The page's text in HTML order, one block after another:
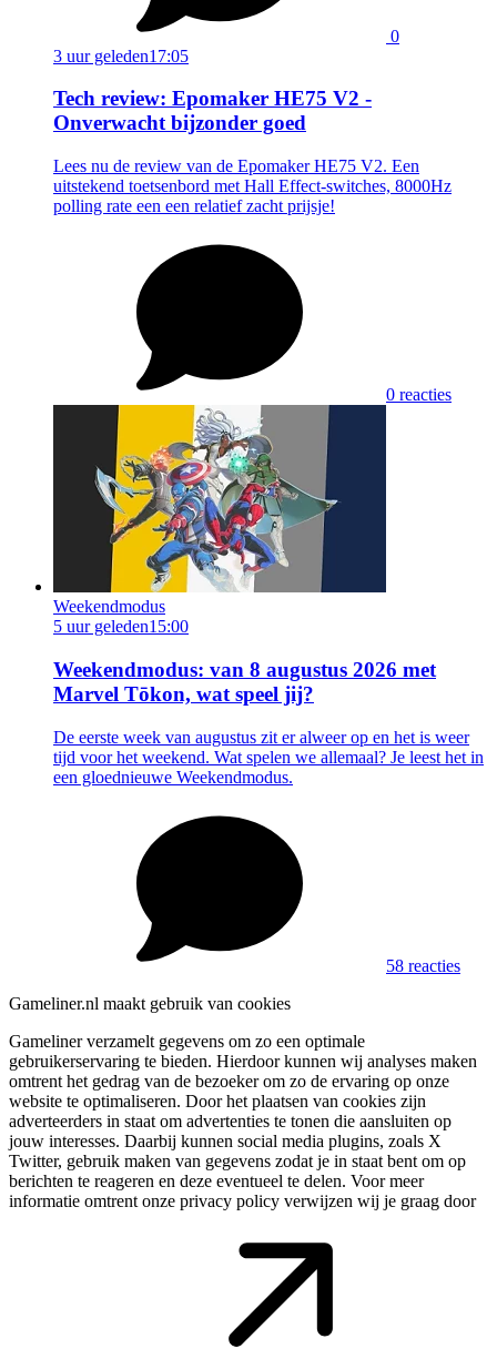
0
3 uur geleden17:05
Tech review: Epomaker HE75 V2 -
Onverwacht bijzonder goed
Lees nu de review van de Epomaker HE75 V2. Een
uitstekend toetsenbord met Hall Effect-switches, 8000Hz
polling rate een een relatief zacht prijsje!
0 reacties
Weekendmodus
5 uur geleden15:00
Weekendmodus: van 8 augustus 2026 met
Marvel Tōkon, wat speel jij?
De eerste week van augustus zit er alweer op en het is weer
tijd voor het weekend. Wat spelen we allemaal? Je leest het in
een gloednieuwe Weekendmodus.
58 reacties
Gameliner.nl maakt gebruik van cookies
Gameliner verzamelt gegevens om zo een optimale
gebruikerservaring te bieden. Hierdoor kunnen wij analyses maken
omtrent het gedrag van de bezoeker om zo de ervaring op onze
website te optimaliseren. Door het plaatsen van cookies zijn
adverteerders in staat om advertenties te tonen die aansluiten op
jouw interesses. Daarbij kunnen social media plugins, zoals X
Twitter, gebruik maken van gegevens zodat je in staat bent om op
berichten te reageren en deze eventueel te delen. Voor meer
informatie omtrent onze privacy policy verwijzen wij je graag door